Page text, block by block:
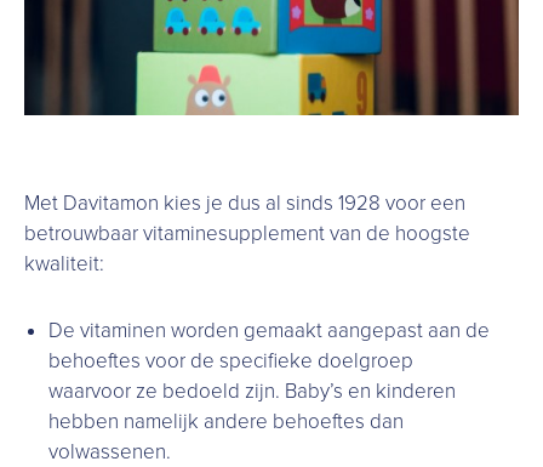
Met Davitamon kies je dus al sinds 1928 voor een
betrouwbaar vitaminesupplement van de hoogste
kwaliteit:
De vitaminen worden gemaakt aangepast aan de
behoeftes voor de specifieke doelgroep
waarvoor ze bedoeld zijn. Baby’s en kinderen
hebben namelijk andere behoeftes dan
volwassenen.